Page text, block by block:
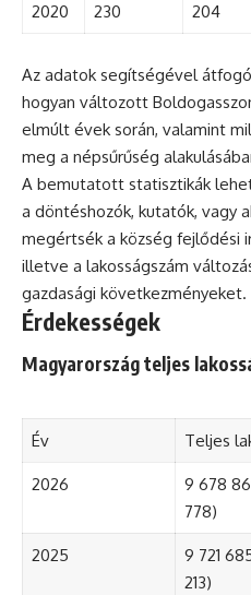
2020 230 204
Az adatok segítségével
hogyan változott
elmúlt évek során, valamint
meg a népsűrűség
A bemutatott statisztikák
a döntéshozók, kutatók, vagy
megértsék a község fejlődési
illetve a lakosságszám
gazdasági következményeket.
Érdekességek
Magyarország teljes
Év Teljes
2026
9 678
778)
2025
9 721
213)